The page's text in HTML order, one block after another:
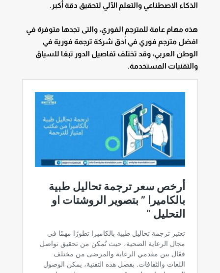
الذكاء الاصطناعي والتعلم الآلي لتحقيق دقة أكبر.
هذه مهام عامة للمترجم الفوري، والتى تجدها متوفرة في
افضل مترجم فوري في أدق شركة ترجمة فورية في
الوطن العربي، وقد تختلف تفاصيل الدور تبعًا للسياق
والتقنيات المستخدمة.